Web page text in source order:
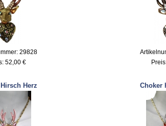
29828
52,00 €
Herz Choker